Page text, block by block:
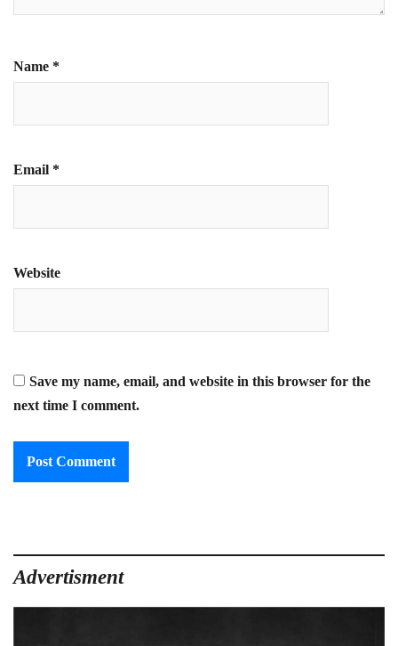
Name *
Email *
Website
Save my name, email, and website in this browser for the
next time I comment.
Advertisment